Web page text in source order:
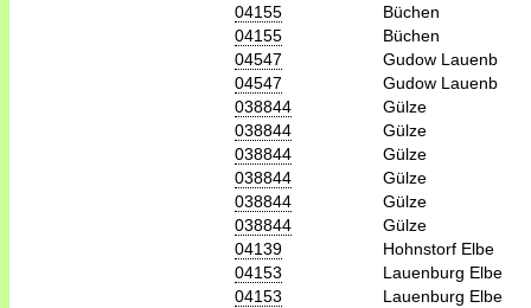
04155
Büchen
04155
Büchen
04547
Gudow Lauenb
04547
Gudow Lauenb
038844
Gülze
038844
Gülze
038844
Gülze
038844
Gülze
038844
Gülze
038844
Gülze
04139
Hohnstorf Elbe
04153
Lauenburg Elbe
04153
Lauenburg Elbe